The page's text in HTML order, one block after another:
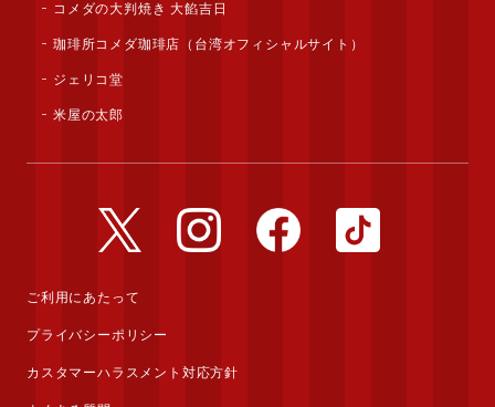
コメダの大判焼き 大餡吉日
珈琲所コメダ珈琲店（台湾オフィシャルサイト）
ジェリコ堂
米屋の太郎
公式Twitterアカウント
公式Instagramアカウント
公式Facebookアカウ
ご利用にあたって
プライバシーポリシー
カスタマーハラスメント対応方針